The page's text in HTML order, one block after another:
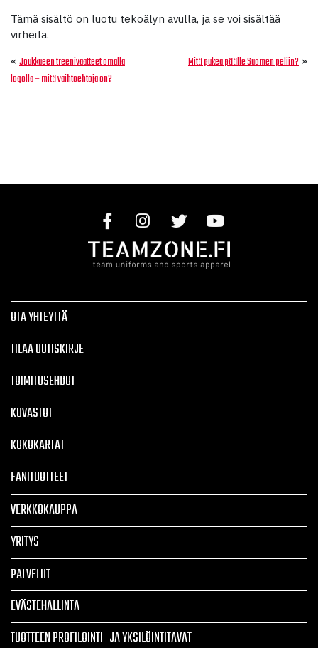
Tämä sisältö on luotu tekoälyn avulla, ja se voi sisältää
virheitä.
« Joukkueen treenivaatteet omalla
logolla – mitä vaihtoehtoja on?
Mitä pukea päälle Suomen peliin? »
OTA YHTEYTTÄ
TILAA UUTISKIRJE
TOIMITUSEHDOT
KUVASTOT
KOKOKARTAT
FANITUOTTEET
VERKKOKAUPPA
YRITYS
PALVELUT
EVÄSTEHALLINTA
TUOTTEEN PROFILOINTI- JA YKSILÖINTITAVAT